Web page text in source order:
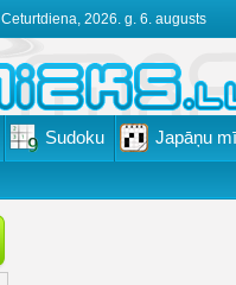
Ceturtdiena, 2026. g. 6. augusts
Sudoku Japāņu